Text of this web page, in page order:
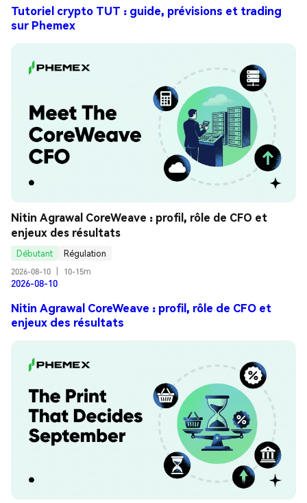
Tutoriel crypto TUT : guide, prévisions et trading
sur Phemex
Nitin Agrawal CoreWeave : profil, rôle de CFO et
enjeux des résultats
Débutant
Régulation
2026-08-10
10-15m
2026-08-10
Nitin Agrawal CoreWeave : profil, rôle de CFO et
enjeux des résultats